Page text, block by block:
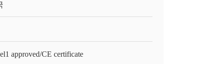
approved/CE certificate